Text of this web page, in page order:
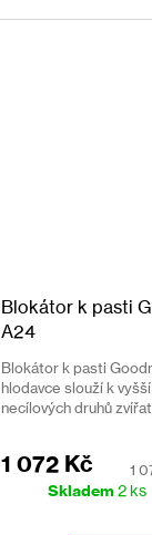
Blokátor k pasti
A24
Blokátor k pasti
hlodavce slouží k
necílových druhů
1 072 Kč 1
Skladem2 ks